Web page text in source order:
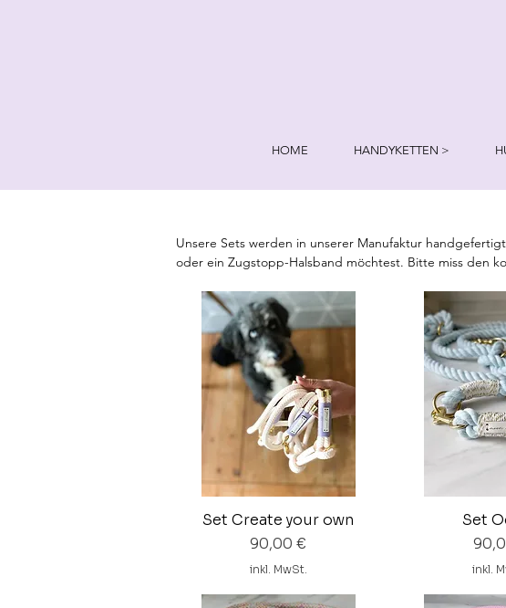
HOME HANDYKETTEN >
Unsere Sets werden in unserer Manufaktur
oder ein Zugstopp-Halsband möchtest. Bitte miss den
Die Länge und Verstellbarkeit der Leine kannst du
kannst du das gern am Ende der Bestellung in das
Seilstärke 8mm ist für kleinere Hunderassen (Dackel,
das Halsband auch nur 1 Seil statt 2 und kleinere
Labrador).
Bitte beachte bei deiner Bestellung, unsere
Set Create your own
Preis
90,00 €
inkl. MwSt.
Set
inkl.